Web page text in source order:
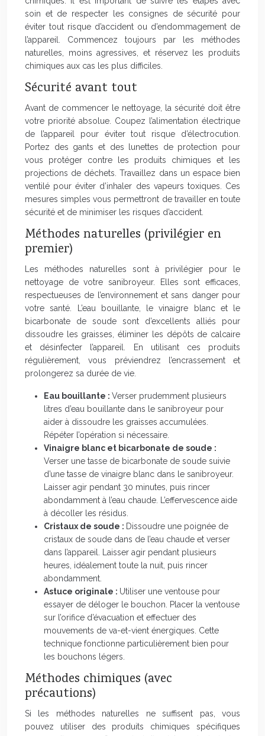
soin et de respecter les consignes de sécurité pour
éviter tout risque d’accident ou d’endommagement de
l’appareil. Commencez toujours par les méthodes
naturelles, moins agressives, et réservez les produits
chimiques aux cas les plus difficiles.
Sécurité avant tout
Avant de commencer le nettoyage, la sécurité doit être
votre priorité absolue. Coupez l’alimentation électrique
de l’appareil pour éviter tout risque d’électrocution.
Portez des gants et des lunettes de protection pour
vous protéger contre les produits chimiques et les
projections de déchets. Travaillez dans un espace bien
ventilé pour éviter d’inhaler des vapeurs toxiques. Ces
mesures simples vous permettront de travailler en toute
sécurité et de minimiser les risques d’accident.
Méthodes naturelles (privilégier en
premier)
Les méthodes naturelles sont à privilégier pour le
nettoyage de votre sanibroyeur. Elles sont efficaces,
respectueuses de l’environnement et sans danger pour
votre santé. L’eau bouillante, le vinaigre blanc et le
bicarbonate de soude sont d’excellents alliés pour
dissoudre les graisses, éliminer les dépôts de calcaire
et désinfecter l’appareil. En utilisant ces produits
régulièrement, vous préviendrez l’encrassement et
prolongerez sa durée de vie.
Eau bouillante : Verser prudemment plusieurs
litres d’eau bouillante dans le sanibroyeur pour
aider à dissoudre les graisses accumulées.
Répéter l’opération si nécessaire.
Vinaigre blanc et bicarbonate de soude :
Verser une tasse de bicarbonate de soude suivie
d’une tasse de vinaigre blanc dans le sanibroyeur.
Laisser agir pendant 30 minutes, puis rincer
abondamment à l’eau chaude. L’effervescence aide
à décoller les résidus.
Cristaux de soude : Dissoudre une poignée de
cristaux de soude dans de l’eau chaude et verser
dans l’appareil. Laisser agir pendant plusieurs
heures, idéalement toute la nuit, puis rincer
abondamment.
Astuce originale : Utiliser une ventouse pour
essayer de déloger le bouchon. Placer la ventouse
sur l’orifice d’évacuation et effectuer des
mouvements de va-et-vient énergiques. Cette
technique fonctionne particulièrement bien pour
les bouchons légers.
Méthodes chimiques (avec
précautions)
Si les méthodes naturelles ne suffisent pas, vous
pouvez utiliser des produits chimiques spécifiques